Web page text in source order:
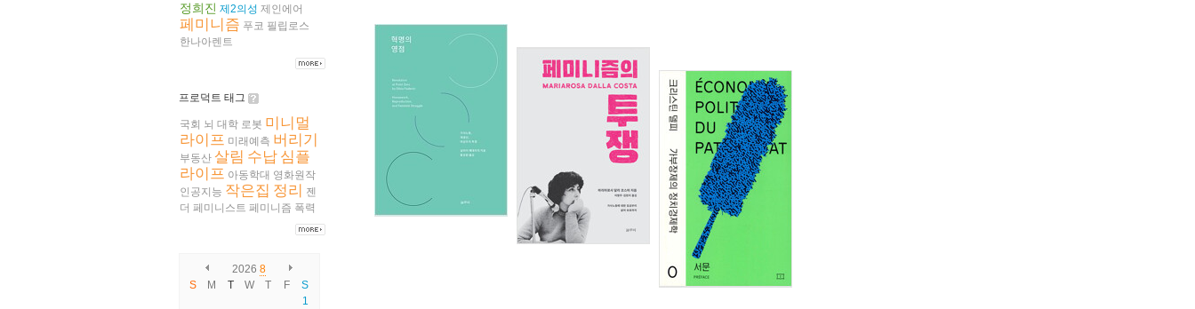
정희진 제2의성 제인에어
페미니즘 푸코 필립로스
한나아렌트
프로덕트 태그
국회 뇌 대학 로봇 미니멀
라이프 미래예측 버리기
부동산 살림 수납 심플
라이프 아동학대 영화원작
인공지능 작은집 정리
젠
더 페미니스트 페미니즘 폭력
2026 8
S
M T W T F
S
1